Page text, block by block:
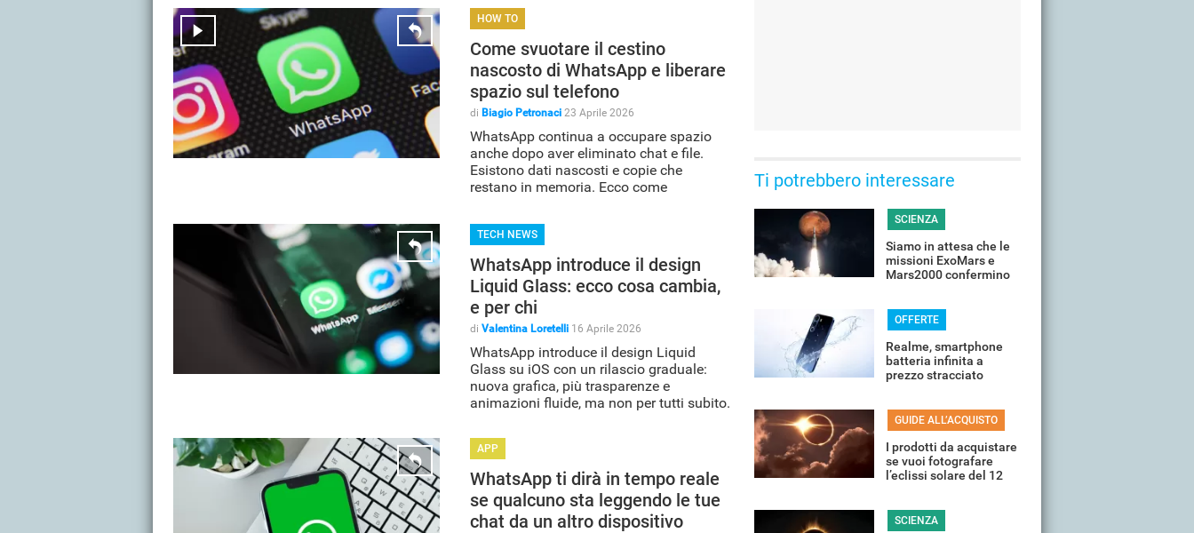
HOW TO
Come svuotare il cestino
nascosto di WhatsApp e liberare
spazio sul telefono
di Biagio Petronaci 23 Aprile 2026
WhatsApp continua a occupare spazio
anche dopo aver eliminato chat e file.
Esistono dati nascosti e copie che
restano in memoria. Ecco come
TECH NEWS
WhatsApp introduce il design
Liquid Glass: ecco cosa cambia,
e per chi
di Valentina Loretelli 16 Aprile 2026
WhatsApp introduce il design Liquid
Glass su iOS con un rilascio graduale:
nuova grafica, più trasparenze e
animazioni fluide, ma non per tutti subito.
APP
WhatsApp ti dirà in tempo reale
se qualcuno sta leggendo le tue
chat da un altro dispositivo
Ti potrebbero interessare
SCIENZA
Siamo in attesa che le
missioni ExoMars e
Mars2000 confermino
OFFERTE
Realme, smartphone
batteria infinita a
prezzo stracciato
GUIDE ALL’ACQUISTO
I prodotti da acquistare
se vuoi fotografare
l’eclissi solare del 12
SCIENZA